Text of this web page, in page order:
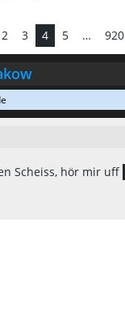
2 3 4 5 … 920
Scheiss, hör mir uff